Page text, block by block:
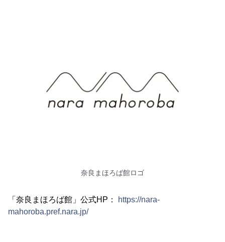
奈良まほろば館ロゴ
「奈良まほろば館」公式HP：
https://nara-
mahoroba.pref.nara.jp/